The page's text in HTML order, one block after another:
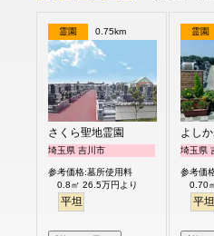
霊園 0.75km
さくら聖地霊園
埼玉県 吉川市
参考価格:墓所使用料
0.8㎡ 26.5万円より
平坦
霊園
よし
埼玉県
参考価
0.70
平坦